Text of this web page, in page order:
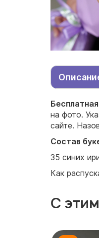
на фото.
сайте.
Состав
35 синих
Как
С